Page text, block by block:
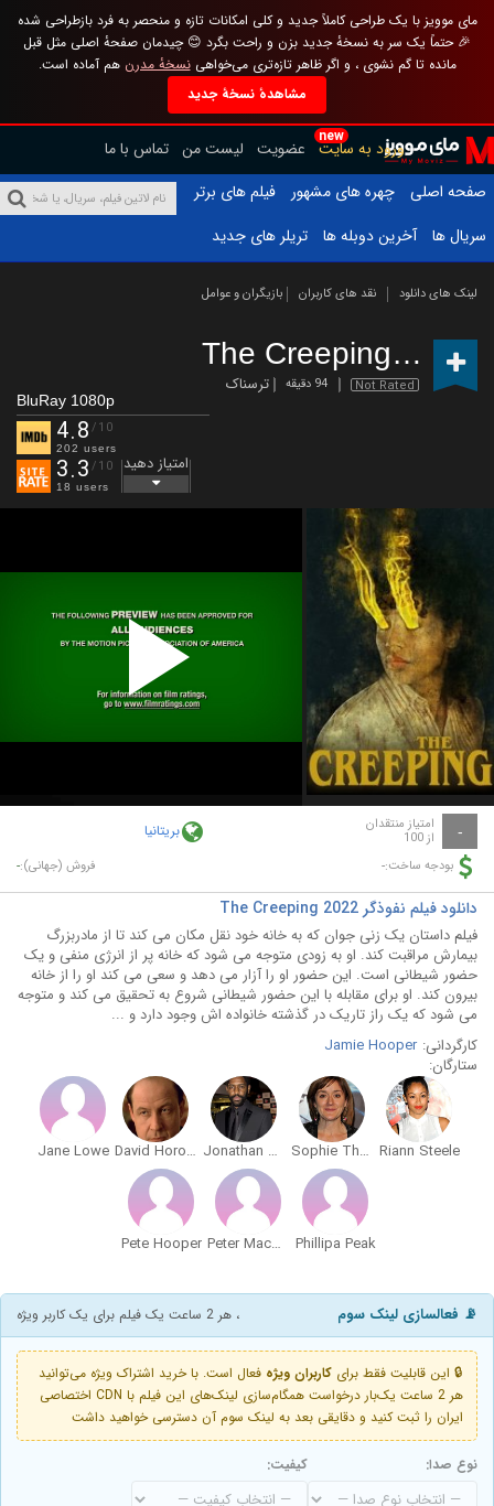
مای موویز با یک طراحی کاملاً جدید و کلی امکانات تازه و منحصر به فرد بازطراحی شده
🎉 حتماً یک سر به نسخهٔ جدید بزن و راحت بگرد 😊 چیدمان صفحهٔ اصلی مثل قبل
مانده تا گم نشوی ، و اگر ظاهر تازه‌تری می‌خواهینسخهٔ مدرن هم آماده است.
مشاهدهٔ نسخهٔ جدید
new
ورود به سایت عضویت لیست من تماس با ما
صفحه اصلی
چهره های مشهور
فیلم های برتر
سریال ها
آخرین دوبله ها تریلر های جدید
لینک های دانلود نقد های کاربران بازیگران و عوامل
The Creeping(2022)
Not Rated 94 دقیقه ترسناک
BluRay 1080p
4.8 /10
202 users
3.3 /10
18 users
امتیاز دهید
Play
Video
- امتیاز منتقدان
از 100 بریتانیا
بودجه ساخت:- فروش (جهانی):-
دانلود فیلم نفوذگر The Creeping 2022
فیلم داستان یک زنی جوان که به خانه خود نقل مکان می کند تا از مادربزرگ
بیمارش مراقبت کند. او به زودی متوجه می شود که خانه پر از انرژی منفی و یک
حضور شیطانی است. این حضور او را آزار می دهد و سعی می کند او را از خانه
بیرون کند. او برای مقابله با این حضور شیطانی شروع به تحقیق می کند و متوجه
می شود که یک راز تاریک در گذشته خانواده اش وجود دارد و ...
کارگردانی: Jamie Hooper
ستارگان:
Riann Steele
Sophie Thompson
Jonathan Nyati
David Horovitch
Jane Lowe
Phillipa Peak
Peter MacQueen
Pete Hooper
📡 فعالسازی لینک سوم ، هر 2 ساعت یک فیلم برای یک کاربر ویژه
🔒 این قابلیت فقط برای کاربران ویژه فعال است. با خرید اشتراک ویژه می‌توانید
هر 2 ساعت یک‌بار درخواست همگام‌سازی لینک‌های این فیلم با CDN اختصاصی
ایران را ثبت کنید و دقایقی بعد به لینک سوم آن دسترسی خواهید داشت
نوع صدا: کیفیت: